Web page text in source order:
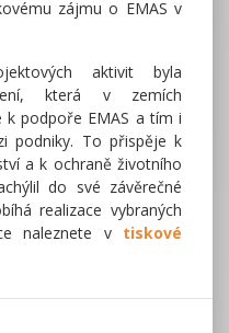
zájmu o EMAS v
aktivit byla
která v zemích
k podpoře EMAS a tím i
podniky. To přispěje k
a k ochraně životního
do své závěrečné
realizace vybraných
naleznete v tiskové